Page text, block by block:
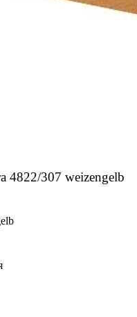
4822/307 weizengelb